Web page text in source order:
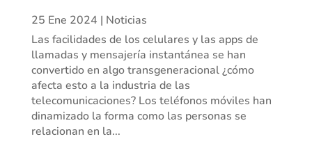
25 Ene 2024 | Noticias
Las facilidades de los celulares y las apps de
llamadas y mensajería instantánea se han
convertido en algo transgeneracional ¿cómo
afecta esto a la industria de las
telecomunicaciones? Los teléfonos móviles han
dinamizado la forma como las personas se
relacionan en la...